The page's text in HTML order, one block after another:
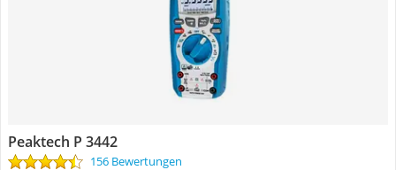
Peaktech P 3442
156 Bewertungen